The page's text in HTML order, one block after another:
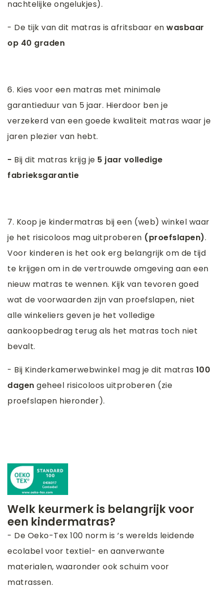
nachtelijke ongelukjes).
- De tijk van dit matras is afritsbaar en wasbaar
op 40 graden
6. Kies voor een matras met minimale
garantieduur van 5 jaar. Hierdoor ben je
verzekerd van een goede kwaliteit matras waar je
jaren plezier van hebt.
- Bij dit matras krijg je 5 jaar volledige
fabrieksgarantie
7. Koop je kindermatras bij een (web) winkel waar
je het risicoloos mag uitproberen (proefslapen).
Voor kinderen is het ook erg belangrijk om de tijd
te krijgen om in de vertrouwde omgeving aan een
nieuw matras te wennen. Kijk van tevoren goed
wat de voorwaarden zijn van proefslapen, niet
alle winkeliers geven je het volledige
aankoopbedrag terug als het matras toch niet
bevalt.
- Bij Kinderkamerwebwinkel mag je dit matras 100
dagen geheel risicoloos uitproberen (zie
proefslapen hieronder).
Welk keurmerk is belangrijk voor
een kindermatras?
- De Oeko-Tex 100 norm is ’s werelds leidende
ecolabel voor textiel- en aanverwante
materialen, waaronder ook schuim voor
matrassen.